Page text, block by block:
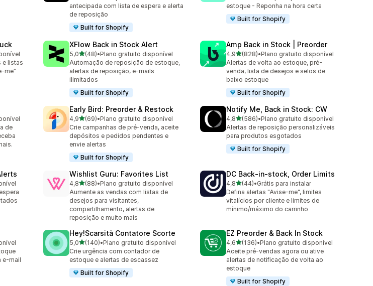
antecipada com lista de espera e alerta
de reposição
Built for Shopify
estoque - Reponha na hora certa
Built for Shopify
e listas
me”
XFlow Back in Stock Alert
5,0de 5 estrelas
(48)
48 avaliações ao todo
•Plano gratuito disponível
Automação de reposição de estoque,
alertas de reposição, e-mails
ilimitados
Built for Shopify
Amp Back in Stock | Preorder
4,9de 5 estrelas
(828)
828 avaliações ao todo
•Plano gratuito disponível
Alertas de volta ao estoque, pré-
venda, lista de desejos e selos de
baixo estoque
Built for Shopify
de
Early Bird: Preorder & Restock
4,9de 5 estrelas
(69)
69 avaliações ao todo
•Plano gratuito disponível
Crie campanhas de pré-venda, aceite
depósitos e pedidos pendentes e
envie alertas
Built for Shopify
Notify Me, Back in Stock: CW
4,8de 5 estrelas
(586)
586 avaliações ao todo
•Plano gratuito disponível
Alertas de reposição personalizáveis
para produtos esgotados
Built for Shopify
Wishlist Guru: Favorites List
4,8de 5 estrelas
(88)
88 avaliações ao todo
•Plano gratuito disponível
Aumente as vendas com listas de
desejos para visitantes,
compartilhamento, alertas de
reposição e muito mais
DC Back‑in‑stock, Order Limits
4,8de 5 estrelas
(44)
44 avaliações ao todo
•Grátis para instalar
Defina alertas "Avise-me", limites
vitalícios por cliente e limites de
mínimo/máximo do carrinho
e-mail
Hey!Scarsità Contatore Scorte
5,0de 5 estrelas
(140)
140 avaliações ao todo
•Plano gratuito disponível
Crie urgência com contador de
estoque e alertas de escassez
Built for Shopify
EZ Preorder & Back In Stock
4,6de 5 estrelas
(136)
136 avaliações ao todo
•Plano gratuito disponível
Aceite pré-vendas agora ou ative
alertas de notificação de volta ao
estoque
Built for Shopify